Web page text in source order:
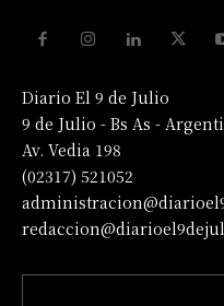
Diario El 9 de Julio
9 de Julio - Bs As -
Av. Vedia 198
(02317) 521052